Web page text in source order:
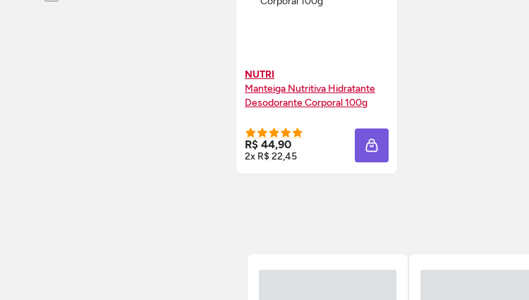
NUTRI
Manteiga Nutritiva Hidratante
Desodorante Corporal 100g
R$ 44,90
2x R$ 22,45
COMPRE AGORA ❯
ADICIONAR À SACOLA